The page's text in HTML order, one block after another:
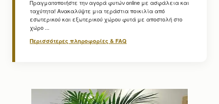
Πραγματοποιήστε την αγορά φυτών online με ασφάλεια και
ταχύτητα! Ανακαλύψτε μια τεράστια ποικιλία από
εσωτερικού και εξωτερικού χώρου φυτά με αποστολή στο
χώρο ...
Περισσότερες πληροφορίες & FAQ